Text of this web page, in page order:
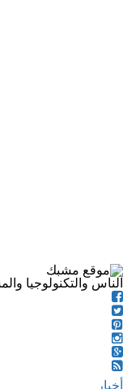
الناس والتكنولوجيا
أخبار